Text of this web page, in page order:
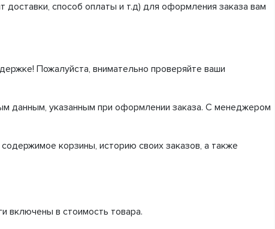
способ оплаты и т.д) для оформления заказа вам
Пожалуйста, внимательно проверяйте ваши
данным, указанным при оформлении заказа. С менеджером
корзины, историю своих заказов, а также
включены в стоимость товара.